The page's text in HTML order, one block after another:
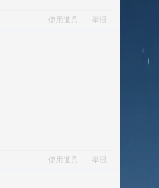
使用道具 举报
使用道具 举报